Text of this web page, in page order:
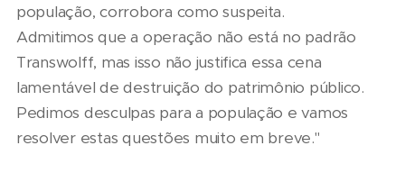
população, corrobora como suspeita.
Admitimos que a operação não está no padrão
Transwolff, mas isso não justifica essa cena
lamentável de destruição do patrimônio público.
Pedimos desculpas para a população e vamos
resolver estas questões muito em breve."